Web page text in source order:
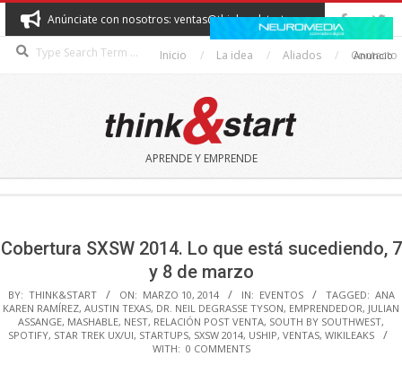
Skip
to
content
Anúnciate con nosotros: ventas@thinkandstart.com
Inicio La idea Aliados Contacto
THINK&START
APRENDE Y EMPRENDE
Anuncio
Cobertura SXSW 2014. Lo que está sucediendo, 7
y 8 de marzo
BY: THINK&START ON: MARZO 10, 2014 IN: EVENTOS TAGGED: ANA
KAREN RAMÍREZ, AUSTIN TEXAS, DR. NEIL DEGRASSE TYSON, EMPRENDEDOR, JULIAN
ASSANGE, MASHABLE, NEST, RELACIÓN POST VENTA, SOUTH BY SOUTHWEST,
SPOTIFY, STAR TREK UX/UI, STARTUPS, SXSW 2014, USHIP, VENTAS, WIKILEAKS
WITH: 0 COMMENTS